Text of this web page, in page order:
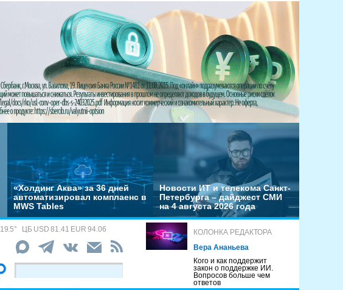
«Холдинг Аква» за 36 дней
автоматизировал комплаенс в
MWS Tables
Новости ИТ и телекома Санкт-
Петербурга – дайджест СМИ
на 4 августа 2026 года
19.5° ЦБ USD 81.41 EUR 94.06
КОЛОНКА РЕДАКТОРА
Вера Ананьева
Кого и как поддержит
закон о поддержке ИИ.
Вопросов больше чем
ответов